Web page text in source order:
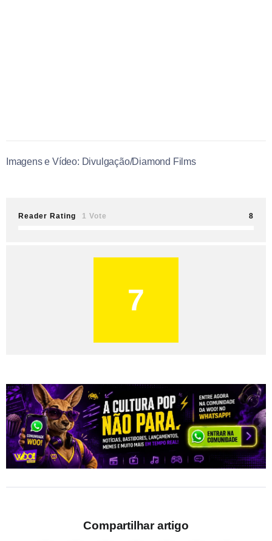
Imagens e Vídeo: Divulgação/Diamond Films
Reader Rating 1 Vote 8
7
Compartilhar artigo